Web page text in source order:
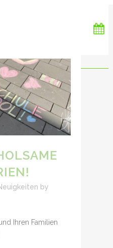
by
Ihren Familien